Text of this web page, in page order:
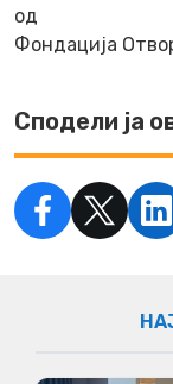
од
Фондација
Сподели ја